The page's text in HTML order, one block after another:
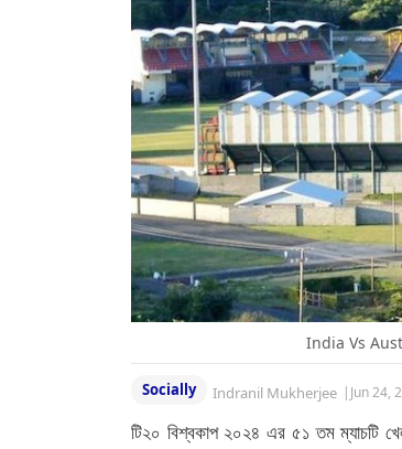
India Vs
Socially Indranil Mukherjee | Jun 24,
টি২০ বিশ্বকাপ ২০২৪ এর ৫১ তম ম্যাচটি